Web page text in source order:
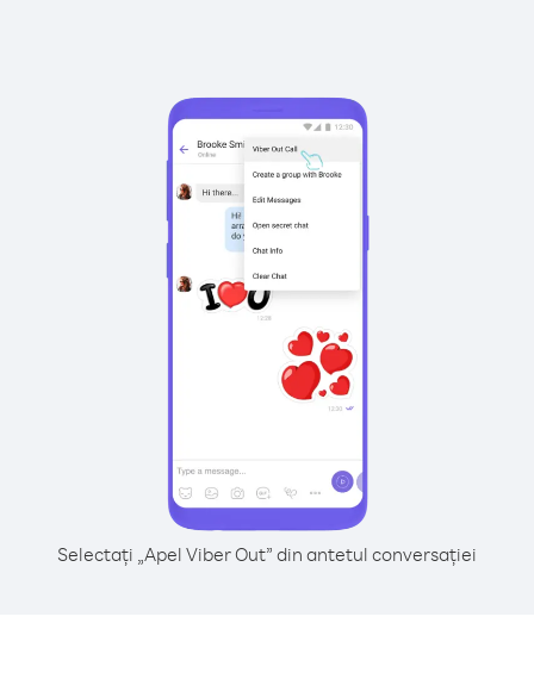
Selectați „Apel Viber Out” din antetul conversației